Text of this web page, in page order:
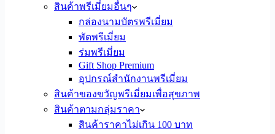
สินค้าพรีเมี่ยมอื่นๆ
กล่องนามบัตรพรีเมี่ยม
พัดพรีเมี่ยม
ร่มพรีเมี่ยม
Gift Shop Premium
อุปกรณ์สำนักงานพรีเมี่ยม
สินค้าของขวัญพรีเมี่ยมเพื่อสุขภาพ
สินค้าตามกลุ่มราคา
สินค้าราคาไม่เกิน 100 บาท